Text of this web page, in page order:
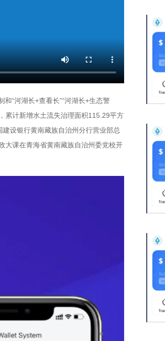
“河湖长+查看长”“河湖长+生态警
累计新增水土流失治理面积115.29平方
设银行黄南藏族自治州分行营业部总
大课在青海省黄南藏族自治州委党校开